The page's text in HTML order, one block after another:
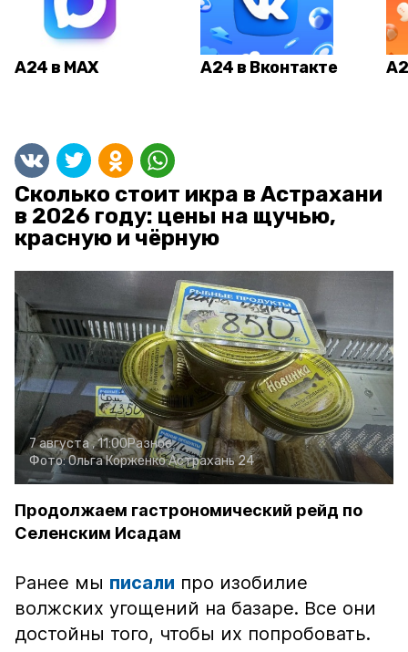
А24 в MAX А24 в Вконтакте
Сколько стоит икра в Астрахани
в 2026 году: цены на щучью,
красную и чёрную
7 августа , 11:00Разное
Фото:Ольга КорженкоАстрахань 24
Продолжаем гастрономический рейд по
Селенским Исадам
Ранее мы писали про изобилие
волжских угощений на базаре. Все они
достойны того, чтобы их попробовать.